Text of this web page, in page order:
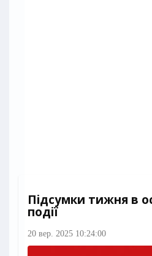
Підсумки тижня в
події
20 вер. 2025 10:24:00